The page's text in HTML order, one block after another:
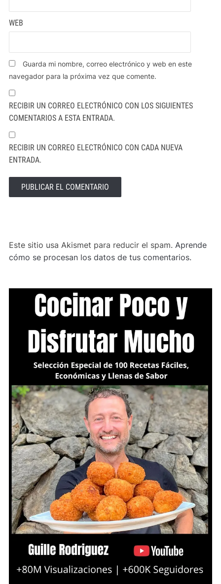
WEB
Guarda mi nombre, correo electrónico y web en este
navegador para la próxima vez que comente.
RECIBIR UN CORREO ELECTRÓNICO CON LOS SIGUIENTES
COMENTARIOS A ESTA ENTRADA.
RECIBIR UN CORREO ELECTRÓNICO CON CADA NUEVA
ENTRADA.
Este sitio usa Akismet para reducir el spam. Aprende
cómo se procesan los datos de tus comentarios.